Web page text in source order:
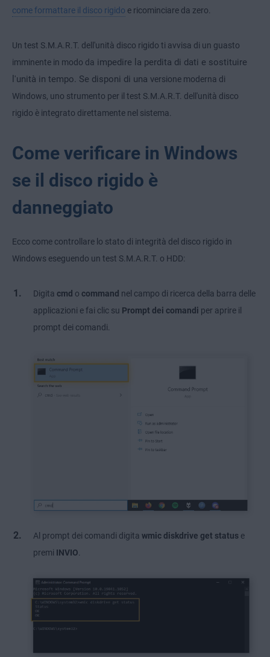
come formattare il disco rigido e ricominciare da zero.
Un test S.M.A.R.T. dell'unità disco rigido ti avvisa di un guasto
imminente in modo da impedire la perdita di dati e sostituire
l'unità in tempo. Se disponi di una versione moderna di
Windows, uno strumento per il test S.M.A.R.T. dell'unità disco
rigido è integrato direttamente nel sistema.
Come verificare in Windows
se il disco rigido è
danneggiato
Ecco come controllare lo stato di integrità del disco rigido in
Windows eseguendo un test S.M.A.R.T. o HDD:
Digita cmd o command nel campo di ricerca della barra delle
applicazioni e fai clic su Prompt dei comandi per aprire il
prompt dei comandi.
Al prompt dei comandi digita wmic diskdrive get status e
premi INVIO